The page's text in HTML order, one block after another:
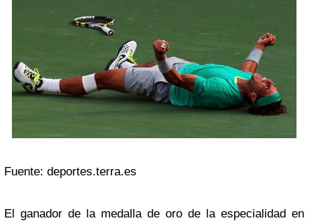
Fuente: deportes.terra.es
El ganador de la medalla de oro de la especialidad en